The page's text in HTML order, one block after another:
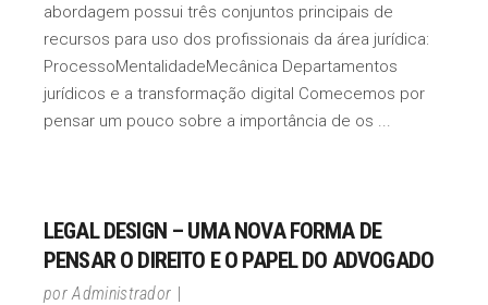
abordagem possui três conjuntos principais de
recursos para uso dos profissionais da área jurídica:
ProcessoMentalidadeMecânica Departamentos
jurídicos e a transformação digital Comecemos por
pensar um pouco sobre a importância de os
LEGAL DESIGN – UMA NOVA FORMA DE
PENSAR O DIREITO E O PAPEL DO ADVOGADO
porAdministrador